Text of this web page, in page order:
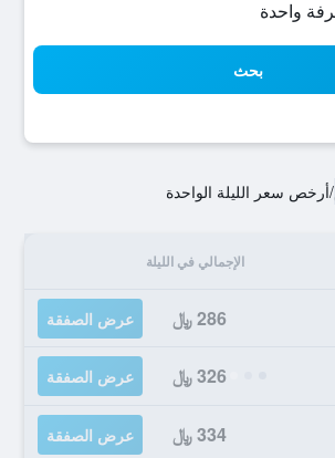
بحث
/أرخص سعر الليلة الواحدة
الإجمالي في الليلة
286 ﷼ عرض الصفقة
326 ﷼ عرض الصفقة
334 ﷼ عرض الصفقة